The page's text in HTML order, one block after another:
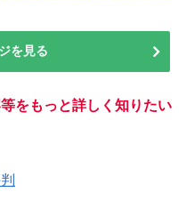
を見る
をもっと詳しく知りたい